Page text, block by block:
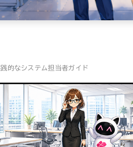
的なシステム担当者ガイド